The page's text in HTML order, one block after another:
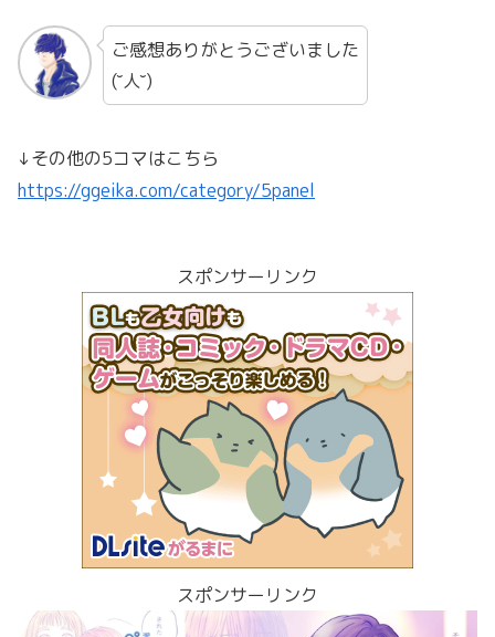
ご感想ありがとうございました
(˘人˘)
↓その他の5コマはこちら
https://ggeika.com/category/5panel
スポンサーリンク
スポンサーリンク